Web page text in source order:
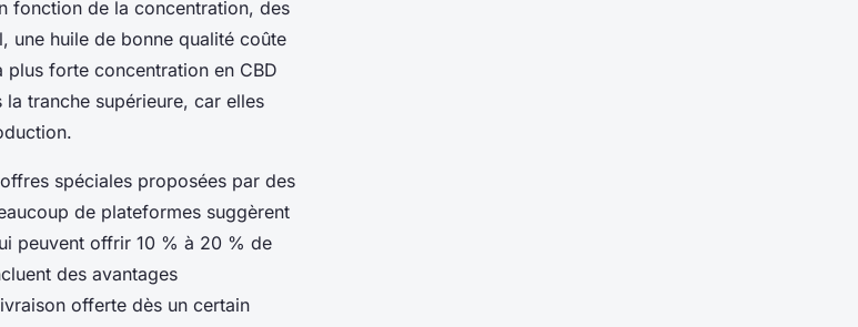
fonction de la concentration, des
une huile de bonne qualité coûte
forte concentration en CBD
tranche supérieure, car elles
spéciales proposées par des
de plateformes suggèrent
peuvent offrir 10 % à 20 % de
des avantages
offerte dès un certain